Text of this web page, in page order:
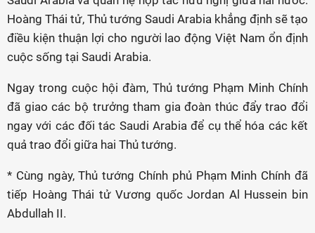
Hoàng Thái tử, Thủ tướng Saudi Arabia khẳng định sẽ tạo
điều kiện thuận lợi cho người lao động Việt Nam ổn định
cuộc sống tại Saudi Arabia.
Ngay trong cuộc hội đàm, Thủ tướng Phạm Minh Chính
đã giao các bộ trưởng tham gia đoàn thúc đẩy trao đổi
ngay với các đối tác Saudi Arabia để cụ thể hóa các kết
quả trao đổi giữa hai Thủ tướng.
* Cùng ngày, Thủ tướng Chính phủ Phạm Minh Chính đã
tiếp Hoàng Thái tử Vương quốc Jordan Al Hussein bin
Abdullah II.